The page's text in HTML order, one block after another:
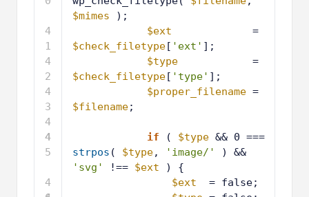
4
1
4
2
4
3
4
4
4
5
4
$mimes
);
$ext
$check_filetype[ 'ext' ];
$type
$check_filetype[ 'type' ];
$proper_filename
$filename;
if ( $type
strpos ( $type, 'image/'
'svg'
!== $ext
) {
$ext
= false;